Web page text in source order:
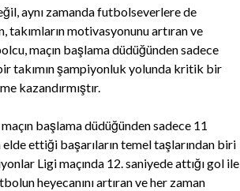
aynı zamanda futbolseverlere de
takımların motivasyonunu artıran ve
maçın başlama düdüğünden sadece
takımın şampiyonluk yolunda kritik bir
kazandırmıştır.
başlama düdüğünden sadece 11
ettiği başarıların temel taşlarından biri
Ligi maçında 12. saniyede attığı gol ile
heyecanını artıran ve her zaman